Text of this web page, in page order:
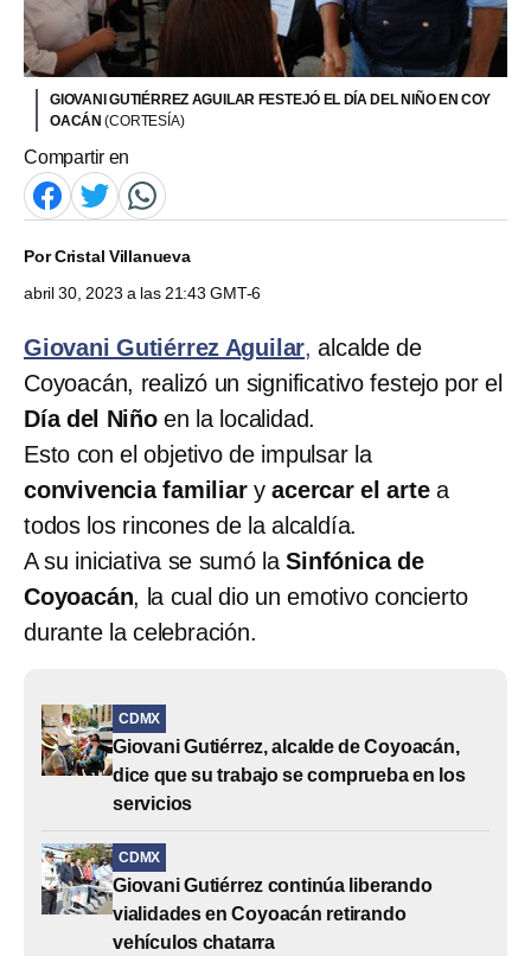
GIOVANI GUTIÉRREZ AGUILAR FESTEJÓ EL DÍA DEL NIÑO EN COY
OACÁN(CORTESÍA)
Compartir en
PorCristal Villanueva
abril 30, 2023 a las 21:43 GMT-6
Giovani Gutiérrez Aguilar, alcalde de
Coyoacán, realizó un significativo festejo por el
Día del Niñoen la localidad.
Esto con el objetivo de impulsar la
convivencia familiaryacercar el artea
todos los rincones de la alcaldía.
A su iniciativa se sumó laSinfónica de
Coyoacán, la cual dio un emotivo concierto
durante la celebración.
CDMX
Giovani Gutiérrez, alcalde de Coyoacán,
dice que su trabajo se comprueba en los
servicios
CDMX
Giovani Gutiérrez continúa liberando
vialidades en Coyoacán retirando
vehículos chatarra